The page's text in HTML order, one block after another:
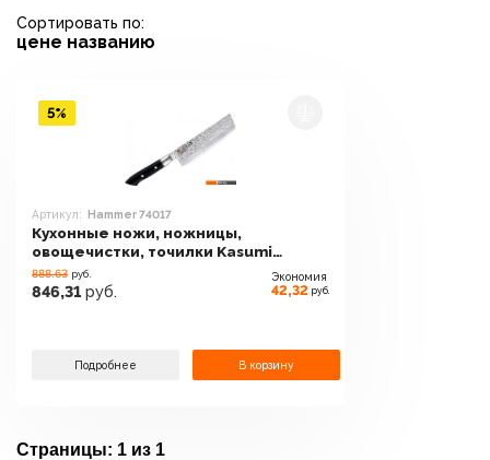
Сортировать по:
цене названию
Артикул: Hammer 74017
Кухонные ножи, ножницы,
овощечистки, точилки Kasumi
Hammer 74017
888.63 руб.
846,31 руб.
Экономия
42,32 руб.
Подробнее В корзину
5%
Страницы: 1 из 1